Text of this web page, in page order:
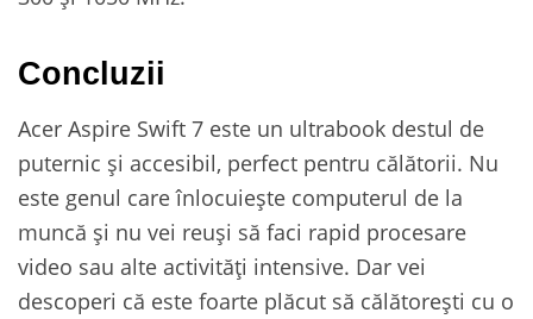
Concluzii
Acer Aspire Swift 7 este un ultrabook destul de
puternic și accesibil, perfect pentru călătorii. Nu
este genul care înlocuiește computerul de la
muncă și nu vei reuși să faci rapid procesare
video sau alte activități intensive. Dar vei
descoperi că este foarte plăcut să călătorești cu o